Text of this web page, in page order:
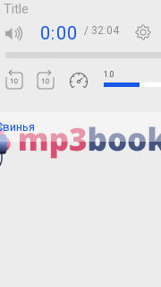
Title
0:00 / 32:04
1.0